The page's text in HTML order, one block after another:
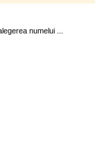
numelui ...